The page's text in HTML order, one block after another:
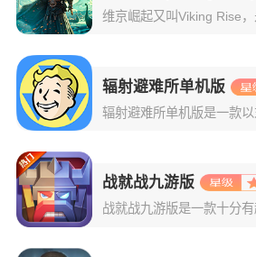
辐射避难所单机版
战就战九游版